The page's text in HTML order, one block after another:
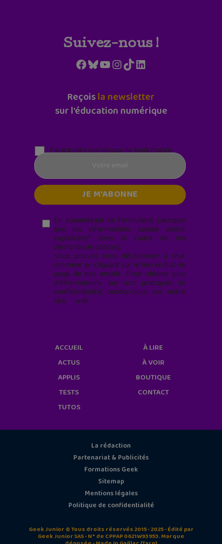
Suivez-nous !
Facebook
Bluesky
YouTube
Instagram
TikTokLinkedIn
Reçoisla newsletter
sur l'éducation numérique
Parentalité numérique (le lundi matin)
En soumettant ce formulaire, j’accepte
que les informations saisies soient
exploitées* dans le cadre de ma
demande de contact.
Vous pouvez vous désabonner à tout
moment en cliquant sur le lien en bas de
page de nos emails. Pour obtenir plus
d'informations sur nos pratiques de
confidentialité, rendez-vous sur notre
site web
ACCUEIL
ACTUS
APPLIS
TESTS
TUTOS
À LIRE
À VOIR
BOUTIQUE
CONTACT
La rédaction
Partenariat & Publicités
Formations Geek
Sitemap
Mentions légales
Politique de confidentialité
Geek Junior © Tous droits réservés 2015 - 2025 - Édité par
Geek Junior SAS - N° de CPPAP 0621W93953. Marque